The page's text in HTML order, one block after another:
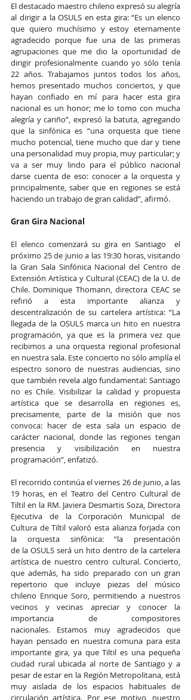
El destacado maestro chileno expresó su alegría
al dirigir a la OSULS en esta gira: “Es un elenco
que quiero muchísimo y estoy eternamente
agradecido porque fue una de las primeras
agrupaciones que me dio la oportunidad de
dirigir profesionalmente cuando yo sólo tenía
22 años. Trabajamos juntos todos los años,
hemos presentado muchos conciertos, y que
hayan confiado en mí para hacer esta gira
nacional es un honor; me lo tomo con mucha
alegría y cariño”, expresó la batuta, agregando
que la sinfónica es “una orquesta que tiene
mucho potencial, tiene mucho que dar y tiene
una personalidad muy propia, muy particular; y
va a ser muy lindo para el público nacional
darse cuenta de eso: conocer a la orquesta y
principalmente, saber que en regiones se está
haciendo un trabajo de gran calidad”, afirmó.
Gran Gira Nacional
El elenco comenzará su gira en Santiago  el
próximo 25 de junio a las 19:30 horas, visitando
la Gran Sala Sinfónica Nacional del Centro de
Extensión Artística y Cultural (CEAC) de la U. de
Chile. Dominique Thomann, directora CEAC se
refirió a esta importante alianza y
descentralización de su cartelera artística: “La
llegada de la OSULS marca un hito en nuestra
programación, ya que es la primera vez que
recibimos a una orquesta regional profesional
en nuestra sala. Este concierto no sólo amplía el
espectro sonoro de nuestras audiencias, sino
que también revela algo fundamental: Santiago
no es Chile. Visibilizar la calidad y propuesta
artística que se desarrolla en regiones es,
precisamente, parte de la misión que nos
convoca: hacer de esta sala un espacio de
carácter nacional, donde las regiones tengan
presencia y visibilización en nuestra
programación”, enfatizó.
El recorrido continúa el viernes 26 de junio, a las
19 horas, en el Teatro del Centro Cultural de
Tiltil en la RM. Javiera Desmartis Soza, Directora
Ejecutiva de la Corporación Municipal de
Cultura de Tiltil valoró esta alianza forjada con
la orquesta sinfónica: “la presentación
de la OSULS será un hito dentro de la cartelera
artística de nuestro centro cultural. Concierto,
que además, ha sido preparado con un gran
repertorio que incluye piezas del músico
chileno Enrique Soro, permitiendo a nuestros
vecinos y vecinas apreciar y conocer la
importancia de compositores
nacionales. Estamos muy agradecidos que
hayan pensado en nuestra comuna para esta
importante gira, ya que Tiltil es una pequeña
ciudad rural ubicada al norte de Santiago y a
pesar de estar en la Región Metropolitana, está
muy aislada de los espacios habituales de